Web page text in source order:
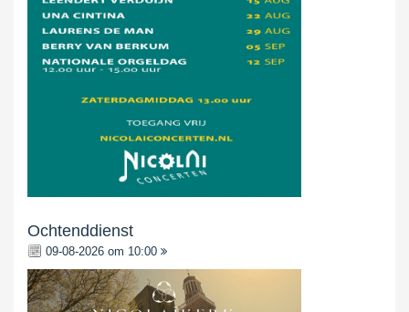
Ochtenddienst
09-08-2026 om 10:00